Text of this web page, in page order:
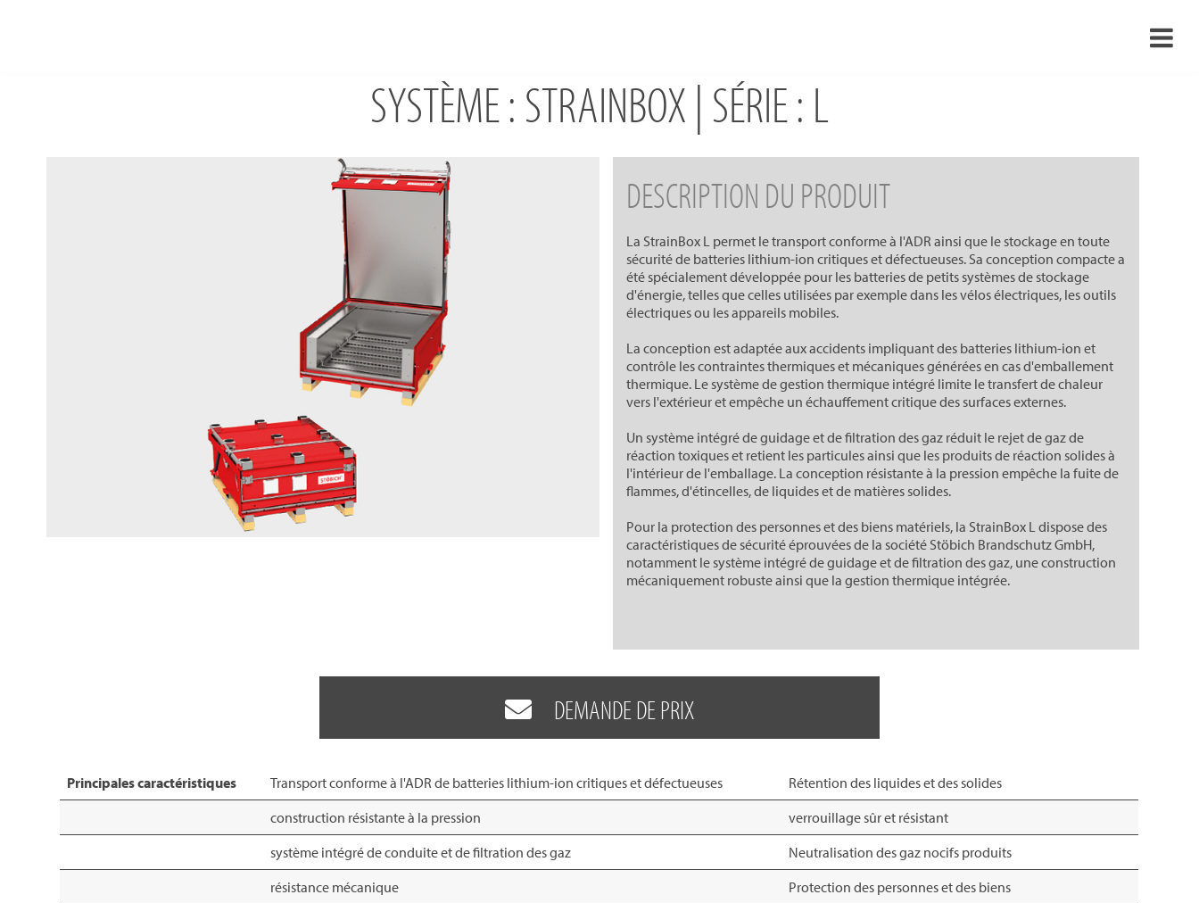
›
SYSTÈME : STRAINBOX | SÉRIE : L
DESCRIPTION DU PRODUIT
La StrainBox L permet le transport conforme à l'ADR ainsi que le stockage en toute
sécurité de batteries lithium-ion critiques et défectueuses. Sa conception compacte a
été spécialement développée pour les batteries de petits systèmes de stockage
d'énergie, telles que celles utilisées par exemple dans les vélos électriques, les outils
électriques ou les appareils mobiles.
La conception est adaptée aux accidents impliquant des batteries lithium-ion et
contrôle les contraintes thermiques et mécaniques générées en cas d'emballement
thermique. Le système de gestion thermique intégré limite le transfert de chaleur
vers l'extérieur et empêche un échauffement critique des surfaces externes.
Un système intégré de guidage et de filtration des gaz réduit le rejet de gaz de
réaction toxiques et retient les particules ainsi que les produits de réaction solides à
l'intérieur de l'emballage. La conception résistante à la pression empêche la fuite de
flammes, d'étincelles, de liquides et de matières solides.
Pour la protection des personnes et des biens matériels, la StrainBox L dispose des
caractéristiques de sécurité éprouvées de la société Stöbich Brandschutz GmbH,
notamment le système intégré de guidage et de filtration des gaz, une construction
mécaniquement robuste ainsi que la gestion thermique intégrée.
DEMANDE DE PRIX
Principales caractéristiques Transport conforme à l'ADR de batteries lithium-ion critiques et défectueuses
Rétention des liquides et des solides
construction résistante à la pression
verrouillage sûr et résistant
système intégré de conduite et de filtration des gaz
Neutralisation des gaz nocifs produits
résistance mécanique
Protection des personnes et des biens